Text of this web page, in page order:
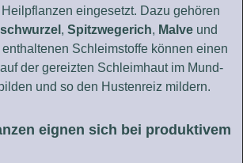
eingesetzt. Dazu gehören
, Spitzwegerich, Malve und
enthaltenen Schleimstoffe können einen
der gereizten Schleimhaut im Mund-
und so den Hustenreiz mildern.
eignen sich bei produktivem